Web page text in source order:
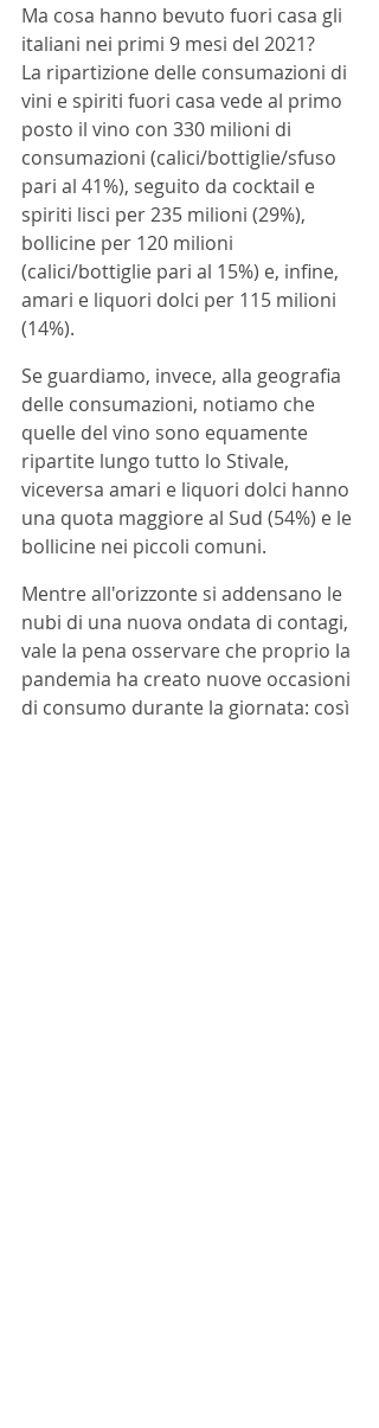
Ma cosa hanno bevuto fuori casa gli
italiani nei primi 9 mesi del 2021?
La ripartizione delle consumazioni di
vini e spiriti fuori casa vede al primo
posto il vino con 330 milioni di
consumazioni (calici/bottiglie/sfuso
pari al 41%), seguito da cocktail e
spiriti lisci per 235 milioni (29%),
bollicine per 120 milioni
(calici/bottiglie pari al 15%) e, infine,
amari e liquori dolci per 115 milioni
(14%).
Se guardiamo, invece, alla geografia
delle consumazioni, notiamo che
quelle del vino sono equamente
ripartite lungo tutto lo Stivale,
viceversa amari e liquori dolci hanno
una quota maggiore al Sud (54%) e le
bollicine nei piccoli comuni.
Mentre all'orizzonte si addensano le
nubi di una nuova ondata di contagi,
vale la pena osservare che proprio la
pandemia ha creato nuove occasioni
di consumo durante la giornata: così